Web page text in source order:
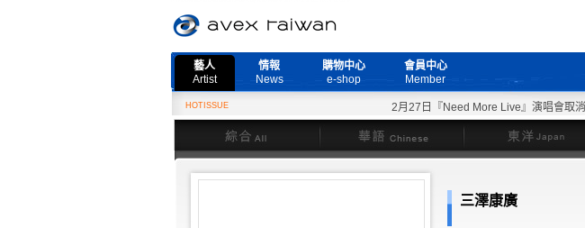
藝人
Artist
情報
News
購物中心
e-shop
會員中心
Member
HOTISSUE 2月27日『Need More Live』演唱會取消公告
綜合 華語 東洋
三澤康廣